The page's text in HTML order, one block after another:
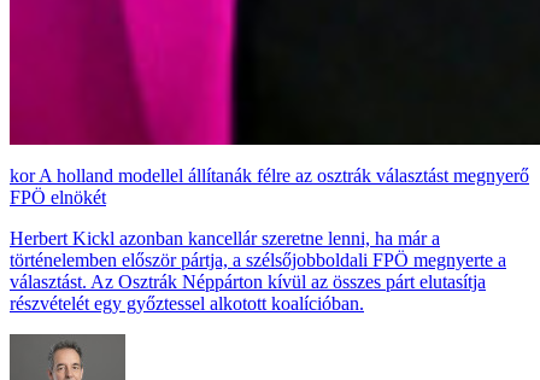
A holland modellel állítanák félre az osztrák választást megnyerő
FPÖ elnökét
Herbert Kickl azonban kancellár szeretne lenni, ha már a
történelemben először pártja, a szélsőjobboldali FPÖ megnyerte a
választást. Az Osztrák Néppárton kívül az összes párt elutasítja
részvételét egy győztessel alkotott koalícióban.